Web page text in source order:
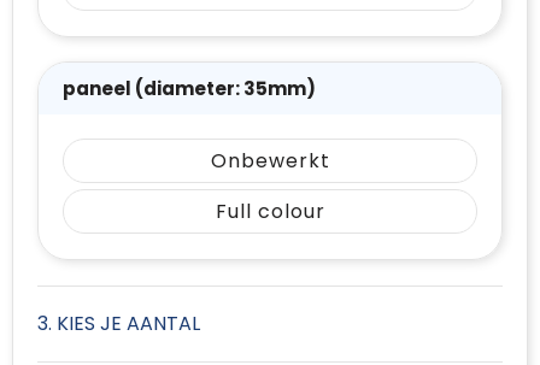
paneel (diameter: 35mm)
Onbewerkt
Full colour
3. KIES JE AANTAL